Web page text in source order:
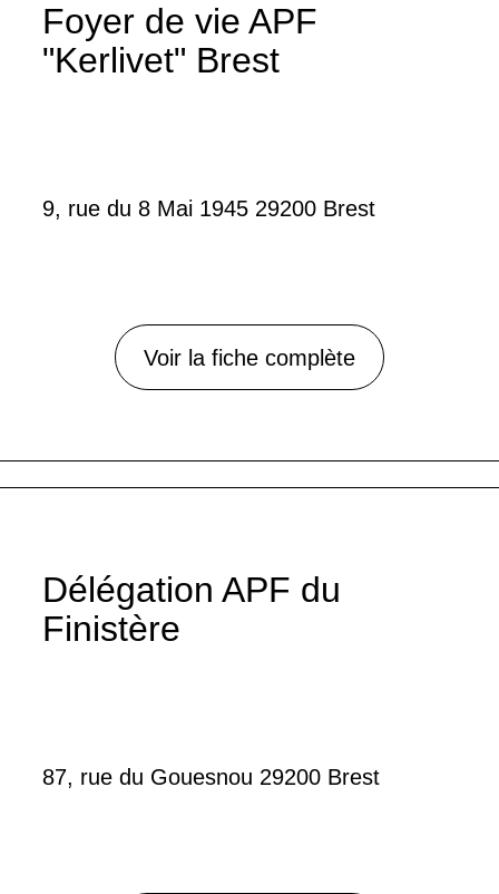
Foyer de vie APF
"Kerlivet" Brest
9, rue du 8 Mai 1945 29200 Brest
Voir la fiche complète
Délégation APF du
Finistère
87, rue du Gouesnou 29200 Brest